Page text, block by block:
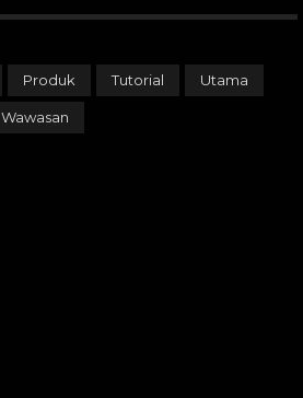
Produk Tutorial Utama
Wawasan